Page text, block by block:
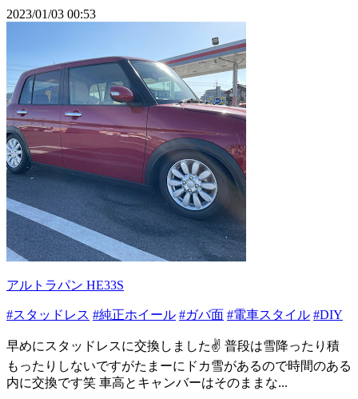
2023/01/03 00:53
アルトラパン HE33S
#スタッドレス #純正ホイール #ガバ面 #電車スタイル #DIY
早めにスタッドレスに交換しました✌️ 普段は雪降ったり積
もったりしないですがたまーにドカ雪があるので時間のある
内に交換です笑 車高とキャンバーはそのままな...